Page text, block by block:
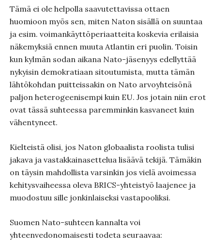
Tämä ei ole helpolla saavutettavissa ottaen
huomioon myös sen, miten Naton sisällä on suuntaa
ja esim. voimankäyttöperiaatteita koskevia erilaisia
näkemyksiä ennen muuta Atlantin eri puolin. Toisin
kun kylmän sodan aikana Nato-jäsenyys edellyttää
nykyisin demokratiaan sitoutumista, mutta tämän
lähtökohdan puitteissakin on Nato arvoyhteisönä
paljon heterogeenisempi kuin EU. Jos jotain niin erot
ovat tässä suhteessa paremminkin kasvaneet kuin
vähentyneet.
Kielteistä olisi, jos Naton globaalista roolista tulisi
jakava ja vastakkainasettelua lisäävä tekijä. Tämäkin
on täysin mahdollista varsinkin jos vielä avoimessa
kehitysvaiheessa oleva BRICS-yhteistyö laajenee ja
muodostuu sille jonkinlaiseksi vastapooliksi.
Suomen Nato-suhteen kannalta voi
yhteenvedonomaisesti todeta seuraavaa: